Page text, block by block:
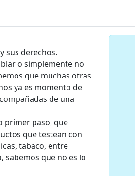
sus derechos.
o simplemente no
que muchas otras
ya es momento de
de una
primer paso, que
que testean con
tabaco, entre
sabemos que no es lo